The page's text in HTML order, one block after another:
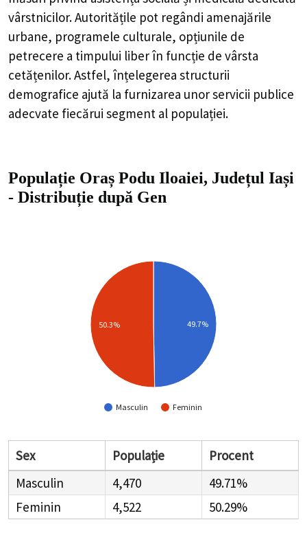
vârstnicilor. Autoritățile pot regândi amenajările
urbane, programele culturale, opțiunile de
petrecere a timpului liber în funcție de vârsta
cetățenilor. Astfel, înțelegerea structurii
demografice ajută la furnizarea unor servicii publice
adecvate fiecărui segment al populației.
Populație Oraș Podu Iloaiei, Județul Iași
- Distribuție după Gen
Masculin Feminin
49.7%
50.3%
Sex Populație
Procent
Masculin
4,470
49.71%
Feminin
4,522 50.29%